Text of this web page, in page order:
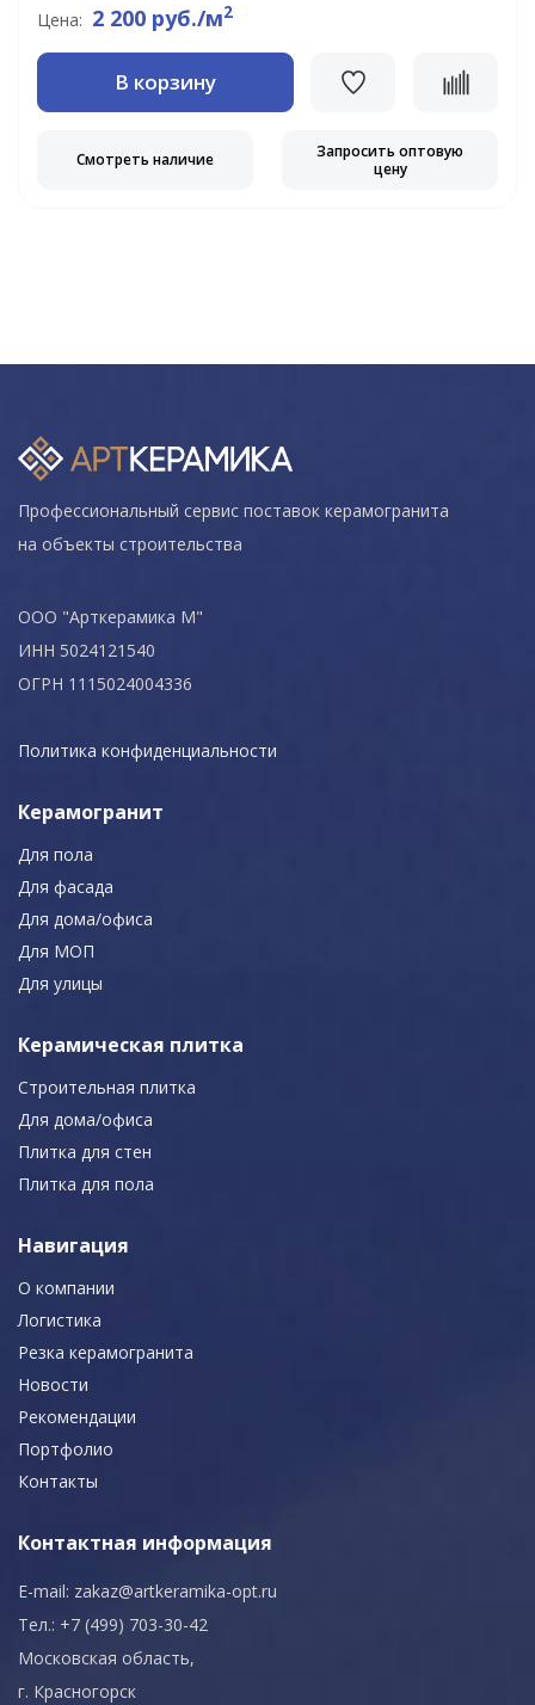
Цена: 2 200 руб./м2
В корзину
Смотреть наличие
Запросить оптовую
цену
Профессиональный сервис поставок керамогранита
на объекты строительства
ООО "Арткерамика М"
ИНН 5024121540
ОГРН 1115024004336
Политика конфиденциальности
Керамогранит
Для пола
Для фасада
Для дома/офиса
Для МОП
Для улицы
Керамическая плитка
Строительная плитка
Для дома/офиса
Плитка для стен
Плитка для пола
Навигация
О компании
Логистика
Резка керамогранита
Новости
Рекомендации
Портфолио
Контакты
Контактная информация
E-mail: zakaz@artkeramika-opt.ru
Тел.: +7 (499) 703-30-42
Московская область,
г. Красногорск